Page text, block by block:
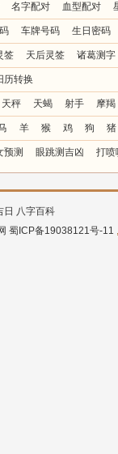
名字配对 血型配对
车牌号码 生日密码
签 天后灵签 诸葛测字
历转换
天秤 天蝎 射手 摩羯
羊 猴 鸡 狗 猪
预测 眼跳测吉凶 打喷
日 八字百科
蜀ICP备19038121号-11